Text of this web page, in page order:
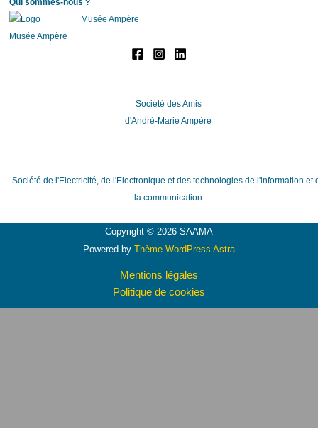
Musée Ampère
Société des Amis
d'André-Marie Ampère
Société de l'Electricité, de l'Electronique et des technologies de l'information et
la communication
Copyright © 2026 SAAMA
Powered by Thème WordPress Astra
Mentions légales
Politique de cookies